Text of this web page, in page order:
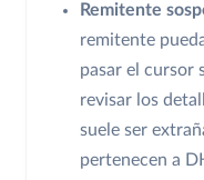
Remitente
remitente
pasar el cursor
revisar los
suele ser
pertenecen a